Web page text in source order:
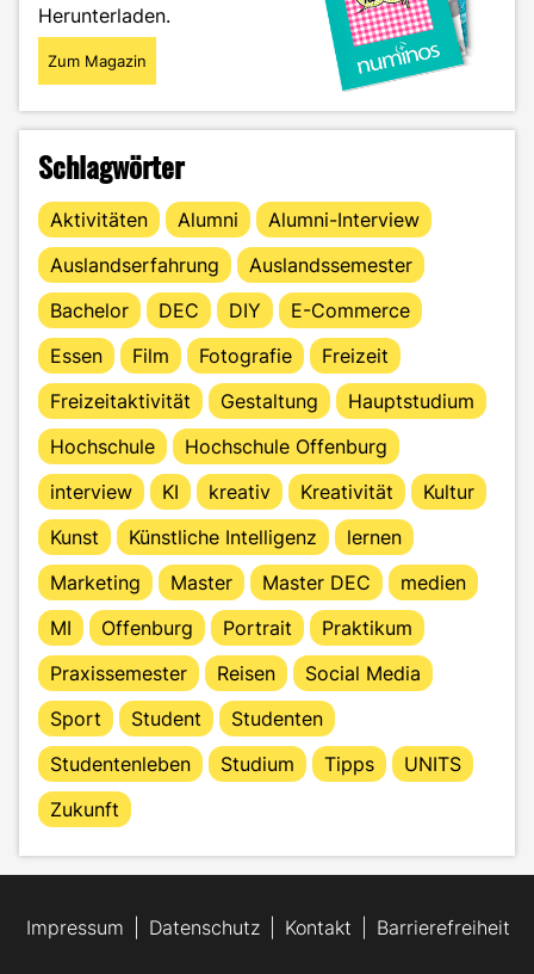
Herunterladen.
Zum Magazin
Schlagwörter
Aktivitäten Alumni
Alumni-Interview
Auslandserfahrung
Auslandssemester
Bachelor
DEC DIY
E-Commerce
Essen
Film Fotografie
Freizeit
Freizeitaktivität
Gestaltung
Hauptstudium
Hochschule
Hochschule Offenburg
interview
KI kreativ Kreativität
Kultur
Kunst
Künstliche Intelligenz
lernen
Marketing
Master Master DEC
medien
MI
Offenburg Portrait
Praktikum
Praxissemester
Reisen
Social Media
Sport
Student
Studenten
Studentenleben
Studium Tipps
UNITS
Zukunft
Impressum Datenschutz Kontakt Barrierefreiheit